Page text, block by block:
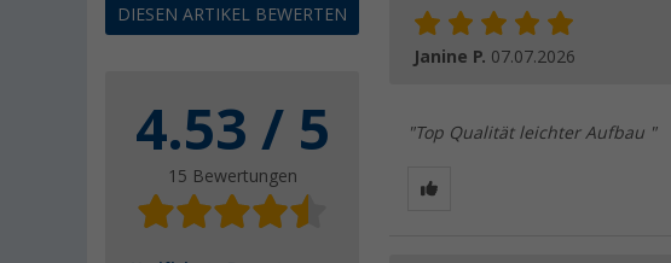
DIESEN ARTIKEL BEWERTEN
4.53 / 5
15 Bewertungen
Janine P. 07.07.2026
"Top Qualität leichter Aufbau "